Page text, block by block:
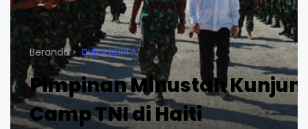
Beranda DUNIA BERITA
Pimpinan Minustah
Camp TNI di Haiti